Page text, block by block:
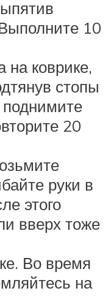
10
коврике,
стопы
20
руки в
этого
вверх тоже
Во время
на